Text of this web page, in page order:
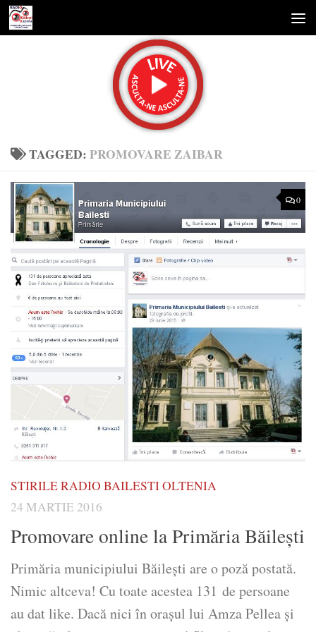
Skip to content
TAGGED:PROMOVARE ZAIBAR
0
STIRILE RADIO BAILESTI OLTENIA
24 MARTIE 2016
Promovare online la Primăria Băilești
Primăria municipiului Băilești are o poză postată.
Nimic altceva! Cu toate acestea 131 de persoane
au dat like. Dacă nici în orașul lui Amza Pellea și